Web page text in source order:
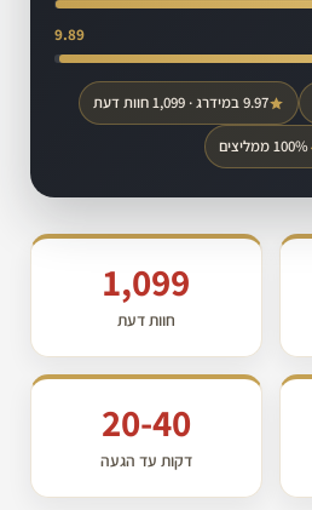
9.89
9.97 במידרג · 1,099 חוות דעת
100% ממליצים
1,099
חוות דעת
20-40
דקות עד הגעה